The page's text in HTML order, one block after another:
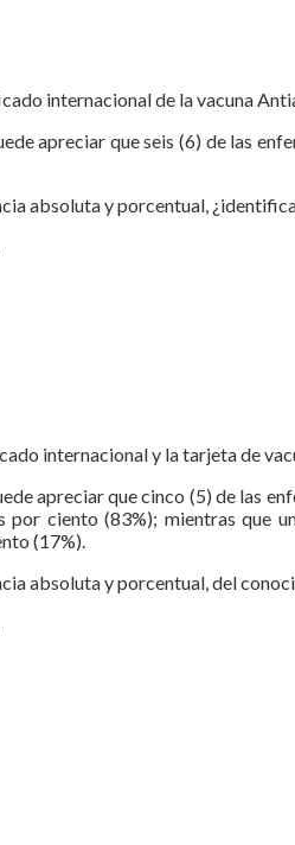
internacional de la vacuna
apreciar que seis (6) de las
absoluta y porcentual,
internacional y la tarjeta de
apreciar que cinco (5) de las
por ciento (83%); mientras que
(17%).
absoluta y porcentual, del